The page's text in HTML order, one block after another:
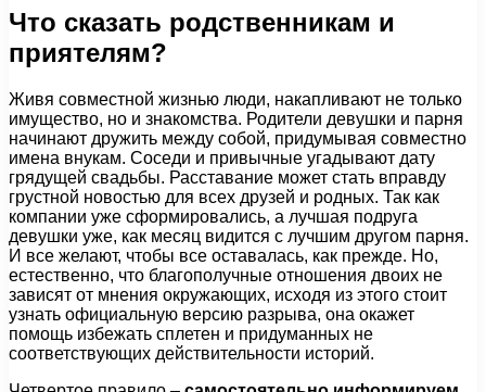
Что сказать родственникам и
приятелям?
Живя совместной жизнью люди, накапливают не только
имущество, но и знакомства. Родители девушки и парня
начинают дружить между собой, придумывая совместно
имена внукам. Соседи и привычные угадывают дату
грядущей свадьбы. Расставание может стать вправду
грустной новостью для всех друзей и родных. Так как
компании уже сформировались, а лучшая подруга
девушки уже, как месяц видится с лучшим другом парня.
И все желают, чтобы все оставалась, как прежде. Но,
естественно, что благополучные отношения двоих не
зависят от мнения окружающих, исходя из этого стоит
узнать официальную версию разрыва, она окажет
помощь избежать сплетен и придуманных не
соответствующих действительности историй.